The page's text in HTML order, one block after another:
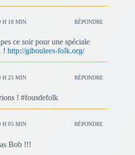
H 18 MIN RÉPONDRE
ce soir pour une spéciale
! http://giboulees-folk.org/
H 25 MIN RÉPONDRE
! #fousdefolk
H 05 MIN RÉPONDRE
Bob !!!